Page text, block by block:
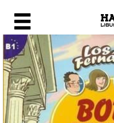
Eskuratu